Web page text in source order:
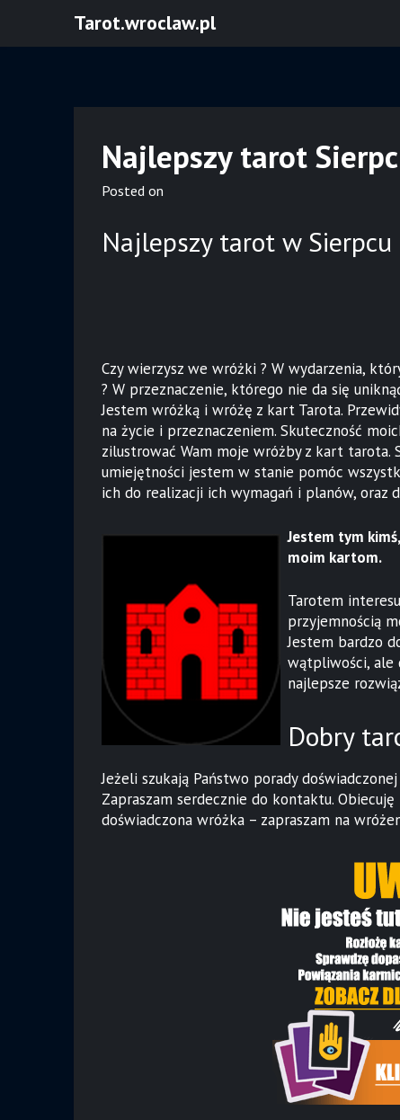
Tarot.wroclaw.pl
Najlepszy tarot Sierpc
Posted on
Najlepszy tarot w Sierpcu
Czy wierzysz we wróżki ? W wydarzenia,
? W przeznaczenie, którego nie da się
Jestem wróżką i wróżę z kart Tarota.
na życie i przeznaczeniem. Skuteczność
zilustrować Wam moje wróżby z kart tarota.
umiejętności jestem w stanie pomóc
ich do realizacji ich wymagań i planów, oraz
Jestem tym
moim kartom.
Tarotem
przyjemnością
Jestem bardzo
wątpliwości, ale
najlepsze
Dobry
Jeżeli szukają Państwo porady
Zapraszam serdecznie do kontaktu.
doświadczona wróżka – zapraszam na